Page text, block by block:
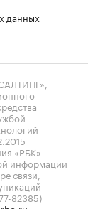
данных
«РБК»
информации
связи,
82385)